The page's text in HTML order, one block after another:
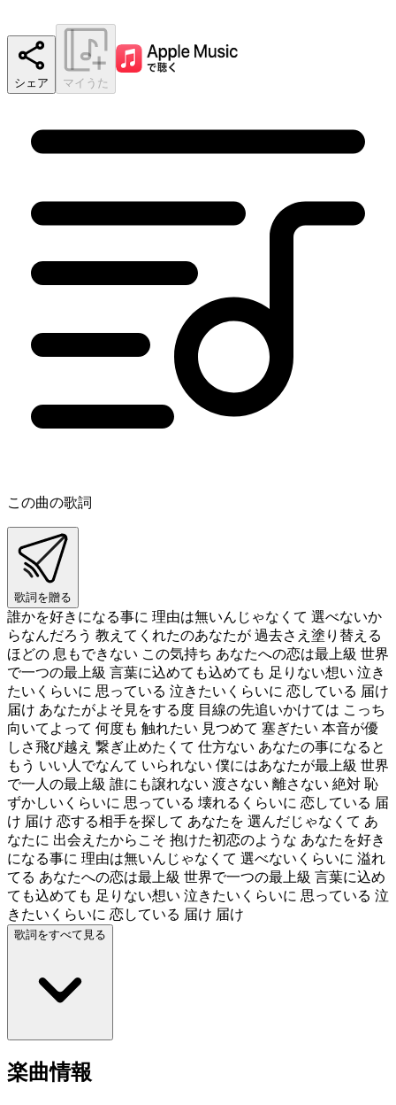
シェア マイうた
この曲の歌詞
歌詞を贈る
誰かを好きになる事に 理由は無いんじゃなくて 選べないか
らなんだろう 教えてくれたのあなたが 過去さえ塗り替える
ほどの 息もできない この気持ち あなたへの恋は最上級 世界
で一つの最上級 言葉に込めても込めても 足りない想い 泣き
たいくらいに 思っている 泣きたいくらいに 恋している 届け
届け あなたがよそ見をする度 目線の先追いかけては こっち
向いてよって 何度も 触れたい 見つめて 塞ぎたい 本音が優
しさ飛び越え 繋ぎ止めたくて 仕方ない あなたの事になると
もう いい人でなんて いられない 僕にはあなたが最上級 世界
で一人の最上級 誰にも譲れない 渡さない 離さない 絶対 恥
ずかしいくらいに 思っている 壊れるくらいに 恋している 届
け 届け 恋する相手を探して あなたを 選んだじゃなくて あ
なたに 出会えたからこそ 抱けた初恋のような あなたを好き
になる事に 理由は無いんじゃなくて 選べないくらいに 溢れ
てる あなたへの恋は最上級 世界で一つの最上級 言葉に込め
ても込めても 足りない想い 泣きたいくらいに 思っている 泣
きたいくらいに 恋している 届け 届け
歌詞をすべて見る
楽曲情報